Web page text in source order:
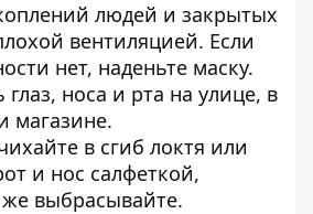
людей и закрытых
вентиляцией. Если
нет, наденьте маску.
глаз, носа и рта на улице, в
магазине.
в сгиб локтя или
и нос салфеткой,
выбрасывайте.